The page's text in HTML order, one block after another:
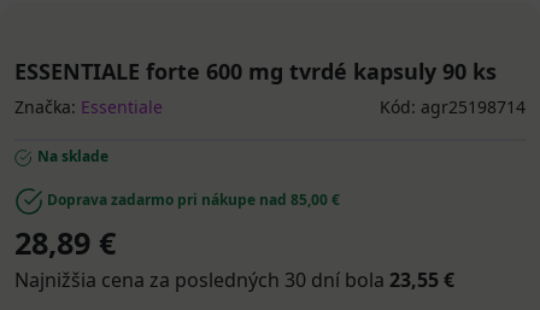
ESSENTIALE forte 600 mg tvrdé kapsuly 90 ks
Značka: Essentiale Kód: agr25198714
Na sklade
Doprava zadarmo pri nákupe nad 85,00 €
28,89 €
Najnižšia cena za posledných 30 dní bola 23,55 €